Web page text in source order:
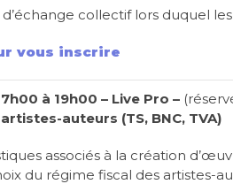
d’échange collectif lors duquel
vous inscrire
à 19h00 – Live Pro –
auteurs (TS, BNC, TVA)
associés à la création
du régime fiscal des artistes-